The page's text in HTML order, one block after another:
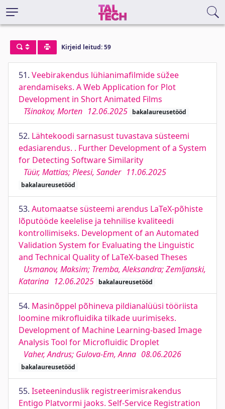
Kirjeid leitud: 59
51. Veebirakendus lühianimafilmide süžee
arendamiseks. A Web Application for Plot
Development in Short Animated Films
Tšinakov, Morten 12.06.2025 bakalaureusetööd
52. Lähtekoodi sarnasust tuvastava süsteemi
edasiarendus. . Further Development of a System
for Detecting Software Similarity
Tüür, Mattias; Pleesi, Sander 11.06.2025
bakalaureusetööd
53. Automaatse süsteemi arendus LaTeX-põhiste
lõputööde keelelise ja tehnilise kvaliteedi
kontrollimiseks. Development of an Automated
Validation System for Evaluating the Linguistic
and Technical Quality of LaTeX-based Theses
Usmanov, Maksim; Tremba, Aleksandra; Zemljanski,
Katarina 12.06.2025 bakalaureusetööd
54. Masinõppel põhineva pildianalüüsi tööriista
loomine mikrofluidika tilkade uurimiseks.
Development of Machine Learning-based Image
Analysis Tool for Microfluidic Droplet
Vaher, Andrus; Gulova-Em, Anna 08.06.2026
bakalaureusetööd
55. Iseteeninduslik registreerimisrakendus
Entigo Platvormi jaoks. Self-Service Registration